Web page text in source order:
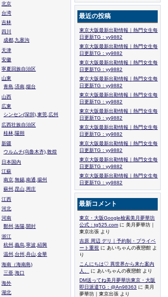
北京
台湾
吉林
四川
成都,九寨沟
天津
安徽
寧夏回族自治区
山東
青島,済南,烟台
山西
広東
シンセン(深圳),東莞,広州
広西壮族自治区
桂林,陽朔
新疆
ウルムチ(乌鲁木齐),敦煌
日本国内
江蘇
南京,無錫,南通,揚州
蘇州,昆山,周庄
江西
河北
河南
鄭州,洛陽,開封
浙江
杭州,義烏,寧波,紹興
温州,台州,舟山,金華
海南（海南島)
三亜,海口
海外
湖北
最近の投稿
東京大阪最新出勤情報｜熱門女生每
日更新TG：yy9882
東京大阪最新出勤情報｜熱門女生每
日更新TG：yy9882
東京大阪最新出勤情報｜熱門女生每
日更新TG：yy9882
東京大阪最新出勤情報｜熱門女生每
日更新TG：yy9882
東京大阪最新出勤情報｜熱門女生每
日更新TG：yy9882
東京大阪最新出勤情報｜熱門女生每
日更新TG：yy9882
東京大阪最新出勤情報｜熱門女生每
日更新TG：yy9882
東京大阪最新出勤情報｜熱門女生每
日更新TG：yy9882
東京大阪最新出勤情報｜熱門女生每
日更新TG：yy9882
東京大阪最新出勤情報｜熱門女生每
日更新TG：yy9882
最新コメント
東京・大阪Google檢索美月夢華坊
公式：tg525.com に 美月夢華坊｜
東京出張 より
吉原 周辺 デリ｜予約制・プライベ
ート重視 に あいちゃんの夜戀館 よ
り
こんにちは♡ 異世界から来た案内
人、
に あいちゃんの夜戀館 より
DM送ってね美月夢華坊東京・大阪
即日派遣TG：@An98363 に 美月
夢華坊｜東京出張 より